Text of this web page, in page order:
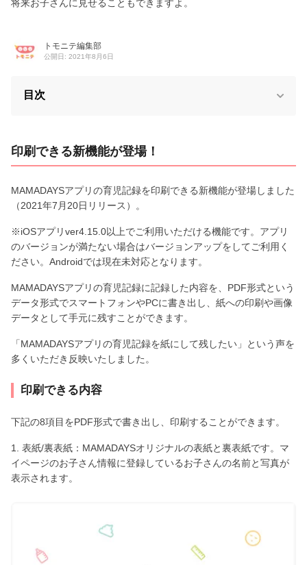
将来お子さんに見せることもできますよ。
トモニテ編集部
公開日: 2021年8月6日
目次
印刷できる新機能が登場！
MAMADAYSアプリの育児記録を印刷できる新機能が登場しました
（2021年7月20日リリース）。
※iOSアプリver4.15.0以上でご利用いただける機能です。アプリ
のバージョンが満たない場合はバージョンアップをしてご利用く
ださい。Androidでは現在未対応となります。
MAMADAYSアプリの育児記録に記録した内容を、PDF形式という
データ形式でスマートフォンやPCに書き出し、紙への印刷や画像
データとして手元に残すことができます。
「MAMADAYSアプリの育児記録を紙にして残したい」という声を
多くいただき反映いたしました。
印刷できる内容
下記の8項目をPDF形式で書き出し、印刷することができます。
1. 表紙/裏表紙：MAMADAYSオリジナルの表紙と裏表紙です。マ
イページのお子さん情報に登録しているお子さんの名前と写真が
表示されます。